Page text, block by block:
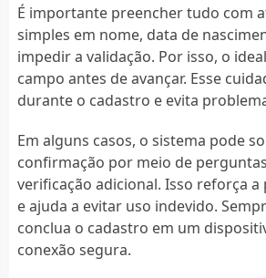
É importante preencher tudo com
simples em nome, data de
impedir a validação. Por isso, o
campo antes de avançar. Esse
durante o cadastro e evita
Em alguns casos, o sistema pode
confirmação por meio de
verificação adicional. Isso reforça
e ajuda a evitar uso indevido.
conclua o cadastro em um
conexão segura.